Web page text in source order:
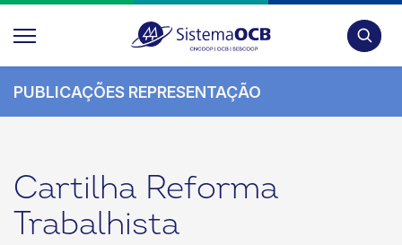
PUBLICAÇÕES REPRESENTAÇÃO
Cartilha Reforma
Trabalhista